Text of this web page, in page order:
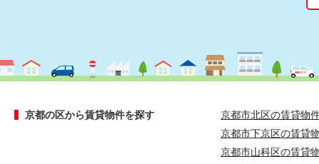
京都の区から賃貸物件を探す
京都市北区の賃貸物
京都市下京区の賃貸
京都市山科区の賃貸